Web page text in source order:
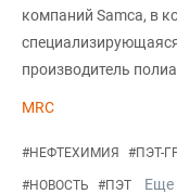
компаний Samca, в
производитель
MRC
#НЕФТЕХИМИЯ #ПЭТ-
#НОВОСТЬ #ПЭТ Еще